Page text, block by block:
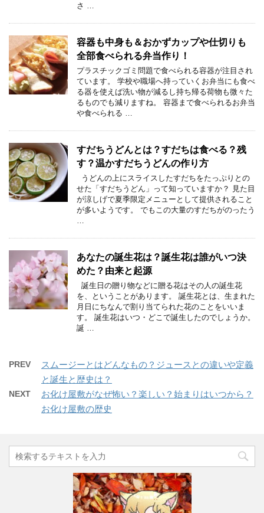
さ …
容器も中身も＆おかずカップや仕切りも
全部食べられる弁当作り！
プラスチックゴミ問題で食べられる容器が注目され
ています。 学校や職場へ持っていくお弁当にも食べ
る器を使えば洗い物が減るし持ち帰る荷物も微々た
るものでも減りますね。 容器まで食べられるお弁当
や食べられる …
すだちうどんとは？すだちは食べる？残
す？温かすだちうどんの作り方
うどんの上にスライスしたすだちをたっぷりとの
せた「すだちうどん」って知っていますか？ 見た目
が涼しげで夏季限定メニューとして提供されること
が多いようです。 でもこの大量のすだちがのったう
あなたの誕生花は？誕生花は誰がいつ決
めた？由来と起源
誕生日の贈り物などに贈る花はその人の誕生花
を、ということがあります。 誕生花とは、生まれた
月日にちなんで割り当てられた花のことをいいま
す。 誕生花はいつ・どこで誕生したのでしょうか。
誕 …
PREV
スムージーとはどんなもの？ジュースとの違いや定義
と誕生と歴史は？
NEXT
お化け屋敷がなぜ怖い？楽しい？始まりはいつから？
お化け屋敷の歴史